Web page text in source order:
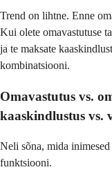
Trend on lihtne. Enne
Kui olete omavastutuse
ja te maksate
kombinatsiooni.
Omavastutus vs.
kaaskindlustus vs.
Neli sõna, mida
funktsiooni.